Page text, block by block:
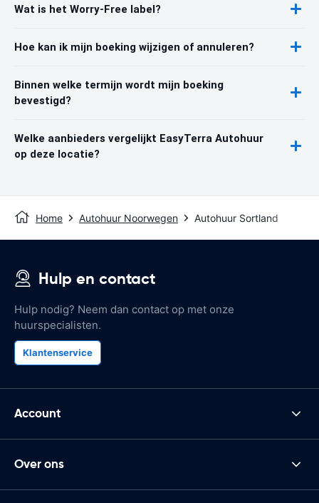
Wat is het Worry-Free label?
Hoe kan ik mijn boeking wijzigen of annuleren?
Binnen welke termijn wordt mijn boeking
bevestigd?
Welke aanbieders vergelijkt EasyTerra Autohuur
op deze locatie?
Home Autohuur Noorwegen Autohuur Sortland
Hulp en contact
Hulp nodig? Neem dan contact op met onze
huurspecialisten.
Klantenservice
Account
Over ons